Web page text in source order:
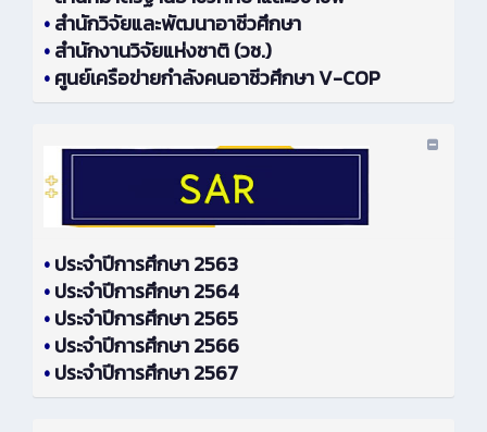
•สำนักวิจัยและพัฒนาอาชีวศึกษา
•สำนักงานวิจัยแห่งชาติ (วช.)
•ศูนย์เครือข่ายกำลังคนอาชีวศึกษา V-COP
•ประจำปีการศึกษา 2563
•ประจำปีการศึกษา 2564
•ประจำปีการศึกษา 2565
•ประจำปีการศึกษา 2566
•ประจำปีการศึกษา 2567